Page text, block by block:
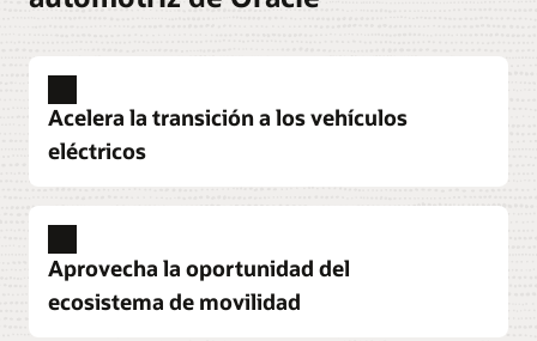
Acelera la transición a los vehículos
eléctricos
Oracle Cloud permite establecer un hilo digital
para realizar un seguimiento de la gestión del
Aprovecha la oportunidad del
ecosistema de movilidad